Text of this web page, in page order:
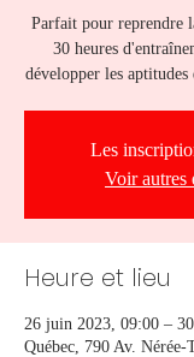
Parfait pour reprendre
30 heures
développer les
Les
Voir autres
Heure et lieu
26 juin 2023, 09:00 –
Québec, 790 Av.